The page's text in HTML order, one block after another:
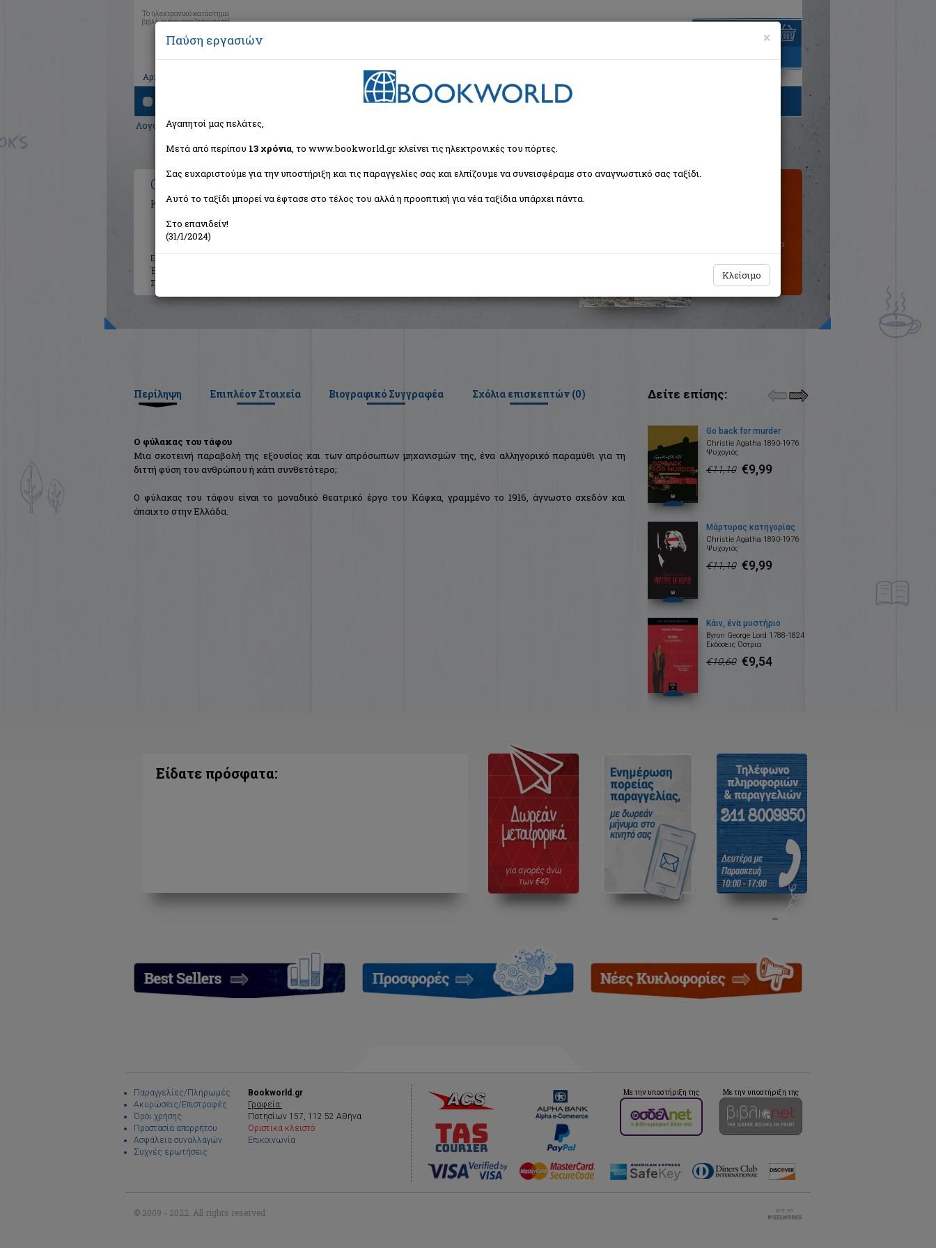
Το ηλεκτρονικό κατάστημα
βιβλίων που αναζητούσατε!
Αρχική
είναι άδειο
Λογοτεχνία>Μεταφρασμένη λογοτεχνία
Ο φύλακας του τάφου
Kafka Franz 1883-1924
Εκδότης:
Έτος:
Σελίδες:
Δεν υπάρχει δυνατότητα
παραγγελίας
Περίληψη Επιπλέον Στοιχεία Βιογραφικό Συγγραφέα Σχόλια επισκεπτών (0)
Ο φύλακας του τάφου
Μια σκοτεινή παραβολή της εξουσίας και των απρόσωπων μηχανισμών της, ένα αλληγορικό παραμύθι για τη
διττή φύση του ανθρώπου ή κάτι συνθετότερο;
Ο φύλακας του τάφου είναι το μοναδικό θεατρικό έργο του Κάφκα, γραμμένο το 1916, άγνωστο σχεδόν και
άπαιχτο στην Ελλάδα.
Δείτε επίσης:
Go back for murder
Christie Agatha 1890-1976
Ψυχογιός
€11,10 €9,99
Μάρτυρας κατηγορίας
Christie Agatha 1890-1976
Ψυχογιός
€11,10 €9,99
Κάιν, ένα μυστήριο
Byron George Lord 1788-1824
Εκδόσεις Όστρια
€10,60 €9,54
Είδατε πρόσφατα:
Παραγγελίες/Πληρωμές
Ακυρώσεις/Επιστροφές
Όροι χρήσης
Προστασία απορρήτου
Ασφάλεια συναλλαγών
Συχνές ερωτήσεις
Bookworld.gr
Γραφεία:
Πατησίων 157, 112 52 Αθήνα
Οριστικά κλειστό
Επικοινωνία
Με την υποστήριξη της Με την υποστήριξη της
© 2009 - 2022. All rights reserved
×
Παύση εργασιών
Αγαπητοί μας πελάτες,
Μετά από περίπου 13 χρόνια, το www.bookworld.gr κλείνει τις ηλεκτρονικές του πόρτες.
Σας ευχαριστούμε για την υποστήριξη και τις παραγγελίες σας και ελπίζουμε να συνεισφέραμε στο αναγνωστικό σας ταξίδι.
Αυτό το ταξίδι μπορεί να έφτασε στο τέλος του αλλά η προοπτική για νέα ταξίδια υπάρχει πάντα.
Στο επανιδείν!
(31/1/2024)
Κλείσιμο